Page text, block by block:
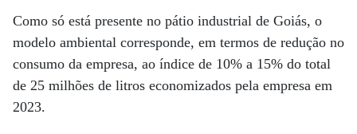
Como só está presente no pátio industrial de Goiás, o
modelo ambiental corresponde, em termos de redução no
consumo da empresa, ao índice de 10% a 15% do total
de 25 milhões de litros economizados pela empresa em
2023.